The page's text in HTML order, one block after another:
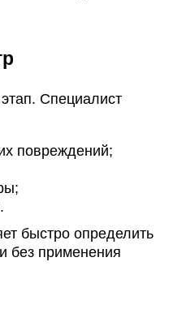
Специалист
повреждений;
быстро определить
без применения